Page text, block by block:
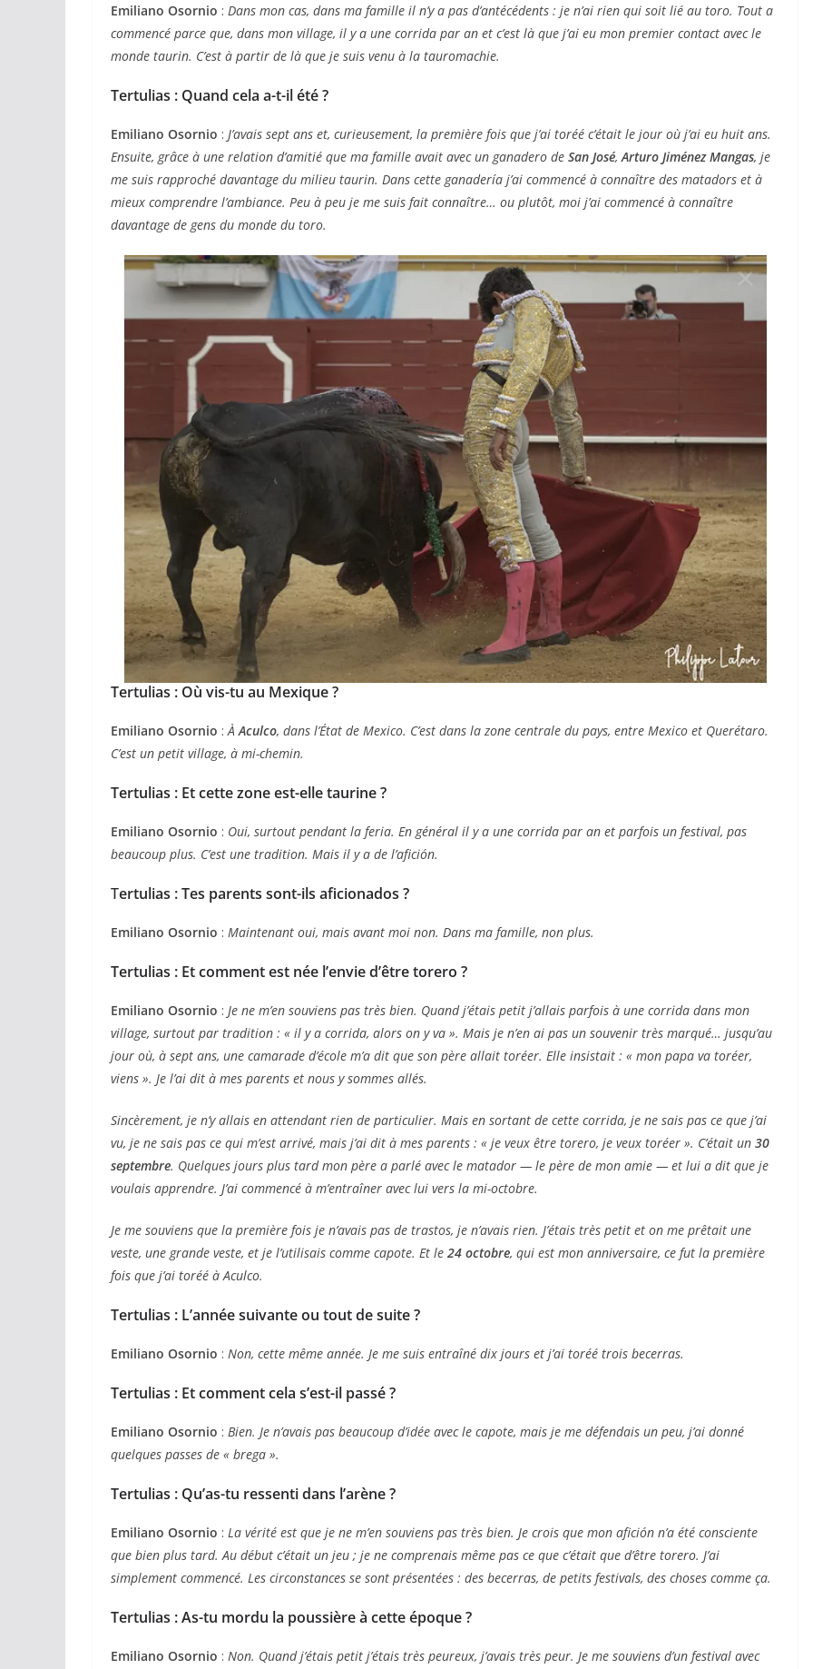
Emiliano Osornio : Dans mon cas, dans ma famille il n’y a pas d’antécédents : je n’ai rien qui soit lié au toro. Tout a
commencé parce que, dans mon village, il y a une corrida par an et c’est là que j’ai eu mon premier contact avec le
monde taurin. C’est à partir de là que je suis venu à la tauromachie.
Tertulias : Quand cela a-t-il été ?
Emiliano Osornio : J’avais sept ans et, curieusement, la première fois que j’ai toréé c’était le jour où j’ai eu huit ans.
Ensuite, grâce à une relation d’amitié que ma famille avait avec un ganadero de San José, Arturo Jiménez Mangas, je
me suis rapproché davantage du milieu taurin. Dans cette ganadería j’ai commencé à connaître des matadors et à
mieux comprendre l’ambiance. Peu à peu je me suis fait connaître… ou plutôt, moi j’ai commencé à connaître
davantage de gens du monde du toro.
Tertulias : Où vis-tu au Mexique ?
Emiliano Osornio : À Aculco, dans l’État de Mexico. C’est dans la zone centrale du pays, entre Mexico et Querétaro.
C’est un petit village, à mi-chemin.
Tertulias : Et cette zone est-elle taurine ?
Emiliano Osornio : Oui, surtout pendant la feria. En général il y a une corrida par an et parfois un festival, pas
beaucoup plus. C’est une tradition. Mais il y a de l’afición.
Tertulias : Tes parents sont-ils aficionados ?
Emiliano Osornio : Maintenant oui, mais avant moi non. Dans ma famille, non plus.
Tertulias : Et comment est née l’envie d’être torero ?
Emiliano Osornio : Je ne m’en souviens pas très bien. Quand j’étais petit j’allais parfois à une corrida dans mon
village, surtout par tradition : « il y a corrida, alors on y va ». Mais je n’en ai pas un souvenir très marqué… jusqu’au
jour où, à sept ans, une camarade d’école m’a dit que son père allait toréer. Elle insistait : « mon papa va toréer,
viens ». Je l’ai dit à mes parents et nous y sommes allés.
Sincèrement, je n’y allais en attendant rien de particulier. Mais en sortant de cette corrida, je ne sais pas ce que j’ai
vu, je ne sais pas ce qui m’est arrivé, mais j’ai dit à mes parents : « je veux être torero, je veux toréer ». C’était un 30
septembre. Quelques jours plus tard mon père a parlé avec le matador — le père de mon amie — et lui a dit que je
voulais apprendre. J’ai commencé à m’entraîner avec lui vers la mi-octobre.
Je me souviens que la première fois je n’avais pas de trastos, je n’avais rien. J’étais très petit et on me prêtait une
veste, une grande veste, et je l’utilisais comme capote. Et le 24 octobre, qui est mon anniversaire, ce fut la première
fois que j’ai toréé à Aculco.
Tertulias : L’année suivante ou tout de suite ?
Emiliano Osornio : Non, cette même année. Je me suis entraîné dix jours et j’ai toréé trois becerras.
Tertulias : Et comment cela s’est-il passé ?
Emiliano Osornio : Bien. Je n’avais pas beaucoup d’idée avec le capote, mais je me défendais un peu, j’ai donné
quelques passes de « brega ».
Tertulias : Qu’as-tu ressenti dans l’arène ?
Emiliano Osornio : La vérité est que je ne m’en souviens pas très bien. Je crois que mon afición n’a été consciente
que bien plus tard. Au début c’était un jeu ; je ne comprenais même pas ce que c’était que d’être torero. J’ai
simplement commencé. Les circonstances se sont présentées : des becerras, de petits festivals, des choses comme ça.
Tertulias : As-tu mordu la poussière à cette époque ?
Emiliano Osornio : Non. Quand j’étais petit j’étais très peureux, j’avais très peur. Je me souviens d’un festival avec
ACTUALITÉS TAURINES
CHRONIQUES TAURINES 2026
Arles : au seuil des
espérances.
02/04/2026
ACTUALITÉS TAURINES
Istres : la feria des
ultimes émotions
18/06/2026